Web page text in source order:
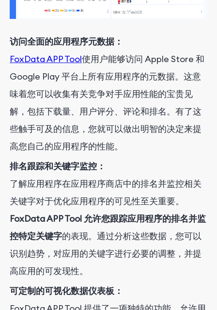
访问全面的应用程序元数据：
FoxData APP Tool使用户能够访问 Apple Store 和
Google Play 平台上所有应用程序的元数据。这意
味着您可以收集有关竞争对手应用性能的宝贵见
解，包括下载量、用户评分、评论和排名。有了这
些触手可及的信息，您就可以做出明智的决定来提
高您自己的应用程序的性能。
排名跟踪和关键字监控：
了解应用程序在应用程序商店中的排名并监控相关
关键字对于优化应用程序的可见性至关重要。
FoxData APP Tool 允许您跟踪应用程序的排名并监
控特定关键字的表现。通过分析这些数据，您可以
识别趋势，对应用的关键字进行必要的调整，并提
高应用的可发现性。
可定制的可视化数据仪表板：